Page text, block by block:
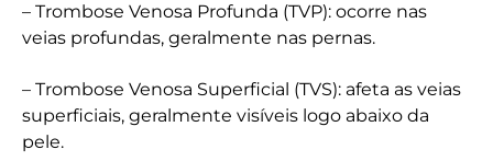
– Trombose Venosa Profunda (TVP): ocorre nas
veias profundas, geralmente nas pernas.
– Trombose Venosa Superficial (TVS): afeta as veias
superficiais, geralmente visíveis logo abaixo da
pele.